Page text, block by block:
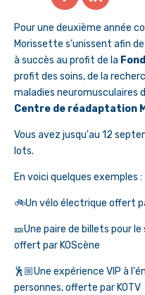
Pour une deuxième année
Morissette s’unissent afin
à succès au profit de la
profit des soins, de la
maladies neuromusculaires
Centre de réadaptation
Vous avez jusqu'au 12
lots.
En voici quelques exemples :
🚲Un vélo électrique offert
🎫Une paire de billets pour
offert par KOScène
🕺🏼Une expérience VIP à
personnes, offerte par KOTV